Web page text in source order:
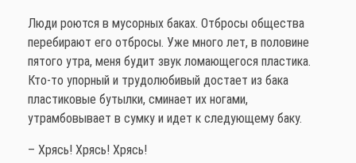
Люди роются в мусорных баках. Отбросы общества
перебирают его отбросы. Уже много лет, в половине
пятого утра, меня будит звук ломающегося пластика.
Кто-то упорный и трудолюбивый достает из бака
пластиковые бутылки, сминает их ногами,
утрамбовывает в сумку и идет к следующему баку.
– Хрясь! Хрясь! Хрясь!